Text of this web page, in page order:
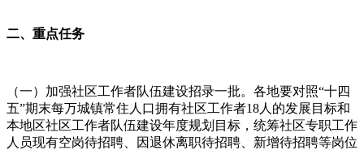
二、重点任务
（一）加强社区工作者队伍建设招录一批。各地要对照“十四
五”期末每万城镇常住人口拥有社区工作者18人的发展目标和
本地区社区工作者队伍建设年度规划目标，统筹社区专职工作
人员现有空岗待招聘、因退休离职待招聘、新增待招聘等岗位